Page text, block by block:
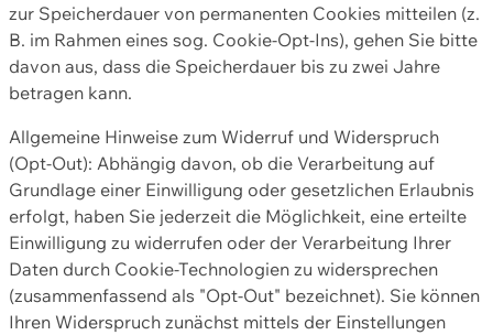
zur Speicherdauer von permanenten Cookies mitteilen (z.
B. im Rahmen eines sog. Cookie-Opt-Ins), gehen Sie bitte
davon aus, dass die Speicherdauer bis zu zwei Jahre
betragen kann.
Allgemeine Hinweise zum Widerruf und Widerspruch
(Opt-Out): Abhängig davon, ob die Verarbeitung auf
Grundlage einer Einwilligung oder gesetzlichen Erlaubnis
erfolgt, haben Sie jederzeit die Möglichkeit, eine erteilte
Einwilligung zu widerrufen oder der Verarbeitung Ihrer
Daten durch Cookie-Technologien zu widersprechen
(zusammenfassend als "Opt-Out" bezeichnet). Sie können
Ihren Widerspruch zunächst mittels der Einstellungen